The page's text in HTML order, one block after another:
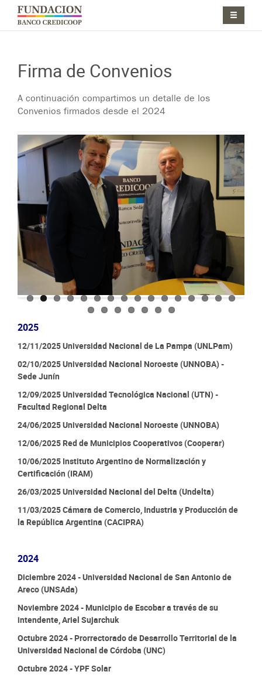
Pasar al contenido principal
Jump to main content
Firma de Convenios
A continuación compartimos un detalle de los
Convenios firmados desde el 2024
2025
12/11/2025 Universidad Nacional de La Pampa (UNLPam)
02/10/2025 Universidad Nacional Noroeste (UNNOBA) -
Sede Junín
12/09/2025 Universidad Tecnológica Nacional (UTN) -
Facultad Regional Delta
24/06/2025 Universidad Nacional Noroeste (UNNOBA)
12/06/2025 Red de Municipios Cooperativos (Cooperar)
10/06/2025 Instituto Argentino de Normalización y
Certificación (IRAM)
26/03/2025 Universidad Nacional del Delta (Undelta)
11/03/2025 Cámara de Comercio, Industria y Producción de
la República Argentina (CACIPRA)
2024
Diciembre 2024 - Universidad Nacional de San Antonio de
Areco (UNSAda)
Noviembre 2024 - Municipio de Escobar a través de su
intendente, Ariel Sujarchuk
Octubre 2024 - Prorrectorado de Desarrollo Territorial de la
Universidad Nacional de Córdoba (UNC)
Octubre 2024 - YPF Solar